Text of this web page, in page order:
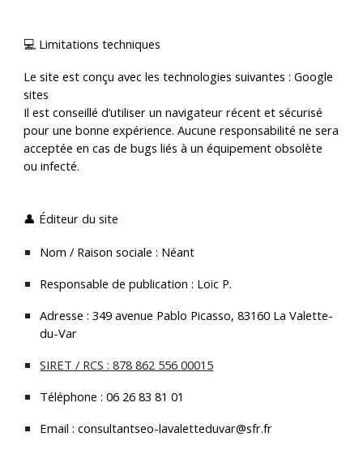
💻 Limitations techniques
Le site est conçu avec les technologies suivantes : Google
sites
Il est conseillé d’utiliser un navigateur récent et sécurisé
pour une bonne expérience. Aucune responsabilité ne sera
acceptée en cas de bugs liés à un équipement obsolète
ou infecté.
👤 Éditeur du site
Nom / Raison sociale : Néant
Responsable de publication : Loïc P.
Adresse : 349 avenue Pablo Picasso, 83160 La Valette-
du-Var
SIRET / RCS : 878 862 556 00015
Téléphone : 06 26 83 81 01
Email : consultantseo-lavaletteduvar@sfr.fr